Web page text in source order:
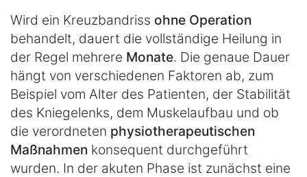
Wird ein Kreuzbandriss ohne Operation
behandelt, dauert die vollständige Heilung in
der Regel mehrere Monate. Die genaue Dauer
hängt von verschiedenen Faktoren ab, zum
Beispiel vom Alter des Patienten, der Stabilität
des Kniegelenks, dem Muskelaufbau und ob
die verordneten physiotherapeutischen
Maßnahmen konsequent durchgeführt
wurden. In der akuten Phase ist zunächst eine